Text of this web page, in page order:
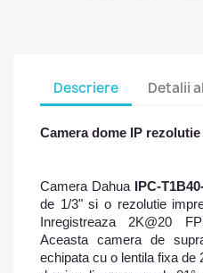
Descriere Detalii
Camera dome IP rezolutie
Camera Dahua IPC-
de 1/3" si o rezolutie
Inregistreaza 2K@20
Aceasta camera de
echipata cu o lentila fixa de